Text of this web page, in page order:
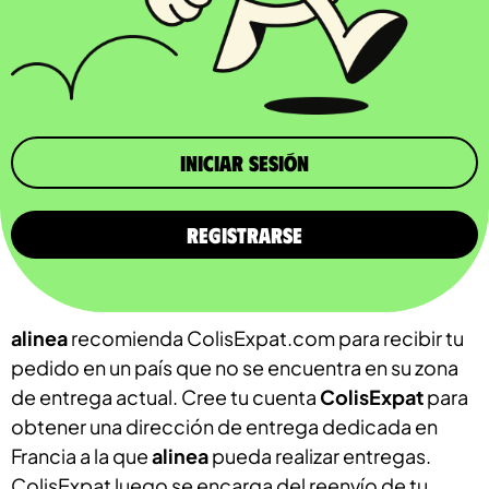
iniciar sesión
REGISTRARSE
alinearecomienda ColisExpat.com para recibir tu
pedido en un país que no se encuentra en su zona
de entrega actual. Cree tu cuenta ColisExpatpara
obtener una dirección de entrega dedicada en
Francia a la quealineapueda realizar entregas.